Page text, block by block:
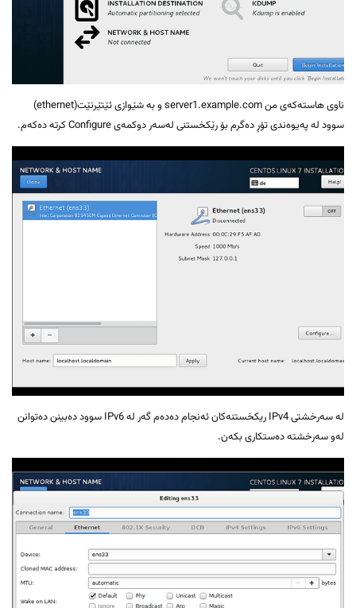
ناوی هاستەکەی من server1.example.com و بە شێوازی ئێتێرنێت(ethernet)
سوود لە پەیوەندی تۆڕ دەگرم بۆ رێکخستنی لەسەر دوکمەی Configure کرتە دەکەم.
لە سەرخشتی IPv4 ریکخستنەکان ئەنجام دەدەم گەر لە IPv6 سوود دەبینن دەتوانن
لەو سەرخشتە دەستکاری بکەن.